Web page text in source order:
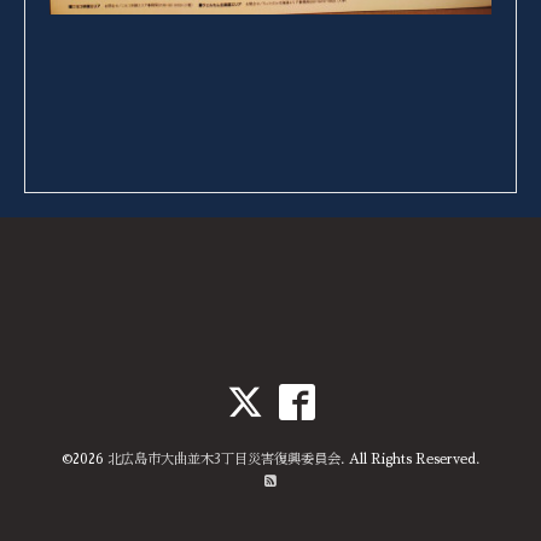
©2026 北広島市大曲並木3丁目災害復興委員会. All Rights Reserved.